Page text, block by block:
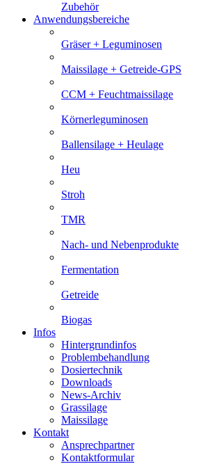
Zubehör
Anwendungsbereiche
Gräser + Leguminosen
Maissilage + Getreide-GPS
CCM + Feuchtmaissilage
Körnerleguminosen
Ballensilage + Heulage
Heu
Stroh
TMR
Nach- und Nebenprodukte
Fermentation
Getreide
Biogas
Infos
Hintergrundinfos
Problembehandlung
Dosiertechnik
Downloads
News-Archiv
Grassilage
Maissilage
Kontakt
Ansprechpartner
Kontaktformular